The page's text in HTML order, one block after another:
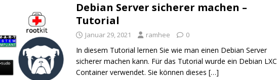
Debian Server sicherer machen –
Tutorial
Januar 29, 2021 ramhee 0
In diesem Tutorial lernen Sie wie man einen Debian Server
sicherer machen kann. Für das Tutorial wurde ein Debian LXC
Container verwendet. Sie können dieses […]